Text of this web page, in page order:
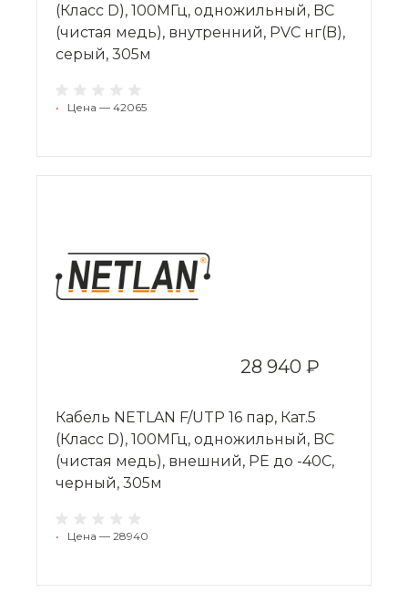
(Класс D), 100МГц, одножильный, BC
(чистая медь), внутренний, PVC нг(B),
серый, 305м
• Цена — 42065
28 940 ₽
Кабель NETLAN F/UTP 16 пар, Кат.5
(Класс D), 100МГц, одножильный, BC
(чистая медь), внешний, PE до -40C,
черный, 305м
• Цена — 28940